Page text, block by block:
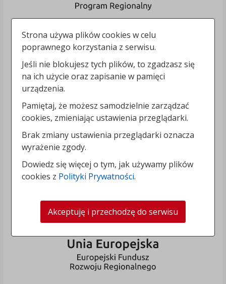
Strona używa plików cookies w celu
poprawnego korzystania z serwisu.
Jeśli nie blokujesz tych plików, to zgadzasz się
na ich użycie oraz zapisanie w pamięci
urządzenia.
Pamiętaj, że możesz samodzielnie zarządzać
cookies, zmieniając ustawienia przeglądarki.
Brak zmiany ustawienia przeglądarki oznacza
wyrażenie zgody.
Dowiedz się więcej o tym, jak używamy plików
cookies z Polityki Prywatności.
Akceptuję i przechodzę do serwisu